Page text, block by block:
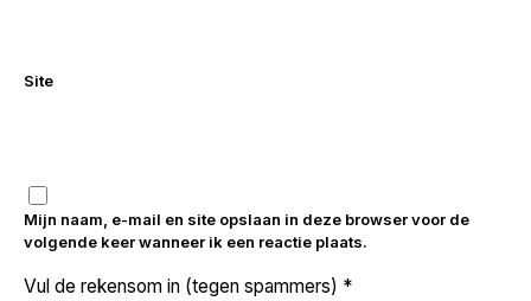
Site
Mijn naam, e-mail en site opslaan in deze browser voor de
volgende keer wanneer ik een reactie plaats.
Vul de rekensom in (tegen spammers) *